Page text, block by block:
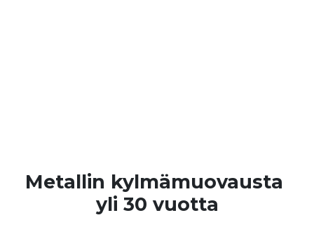
Metallin kylmämuovausta
yli 30 vuotta